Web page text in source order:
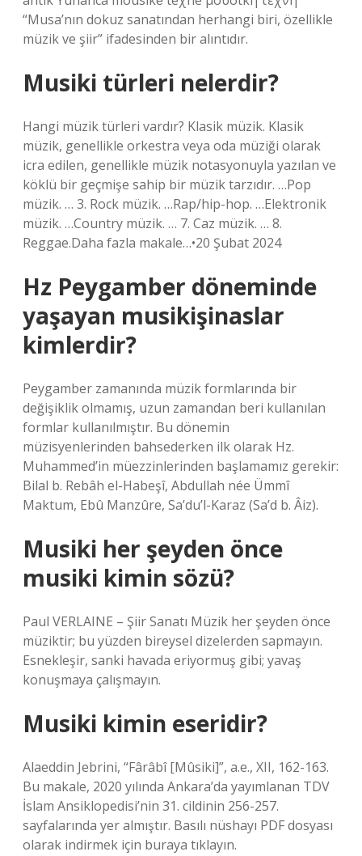
“Musa’nın dokuz sanatından herhangi biri, özellikle
müzik ve şiir” ifadesinden bir alıntıdır.
Musiki türleri nelerdir?
Hangi müzik türleri vardır? Klasik müzik. Klasik
müzik, genellikle orkestra veya oda müziği olarak
icra edilen, genellikle müzik notasyonuyla yazılan ve
köklü bir geçmişe sahip bir müzik tarzıdır. …Pop
müzik. … 3. Rock müzik. …Rap/hip-hop. …Elektronik
müzik. …Country müzik. … 7. Caz müzik. … 8.
Reggae.Daha fazla makale…•20 Şubat 2024
Hz Peygamber döneminde
yaşayan musikişinaslar
kimlerdir?
Peygamber zamanında müzik formlarında bir
değişiklik olmamış, uzun zamandan beri kullanılan
formlar kullanılmıştır. Bu dönemin
müzisyenlerinden bahsederken ilk olarak Hz.
Muhammed’in müezzinlerinden başlamamız gerekir:
Bilal b. Rebâh el-Habeşî, Abdullah née Ümmî
Maktum, Ebû Manzûre, Sa’du’l-Karaz (Sa’d b. Âiz).
Musiki her şeyden önce
musiki kimin sözü?
Paul VERLAINE – Şiir Sanatı Müzik her şeyden önce
müziktir; bu yüzden bireysel dizelerden sapmayın.
Esnekleşir, sanki havada eriyormuş gibi; yavaş
konuşmaya çalışmayın.
Musiki kimin eseridir?
Alaeddin Jebrini, “Fârâbî [Mûsiki]”, a.e., XII, 162-163.
Bu makale, 2020 yılında Ankara’da yayımlanan TDV
İslam Ansiklopedisi’nin 31. cildinin 256-257.
sayfalarında yer almıştır. Basılı nüshayı PDF dosyası
olarak indirmek için buraya tıklayın.